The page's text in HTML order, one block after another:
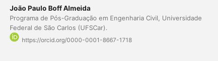
João Paulo Boff Almeida
Programa de Pós-Graduação em Engenharia Civil, Universidade
Federal de São Carlos (UFSCar).
https://orcid.org/0000-0001-8667-1718